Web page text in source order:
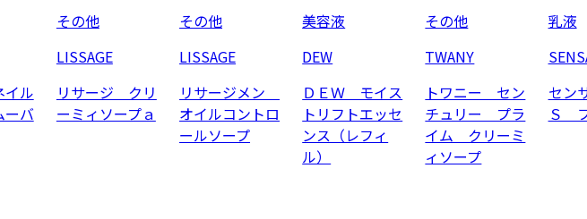
ル
ーバ
その他
LISSAGE
リサージ クリ
ーミィソープａ
その他
LISSAGE
リサージメン
オイルコントロ
ールソープ
美容液
DEW
ＤＥＷ モイス
トリフトエッセ
ンス（レフィ
ル）
その他
TWANY
トワニー セン
チュリー プラ
イム クリーミ
ィソープ
乳液
セン
Ｓ